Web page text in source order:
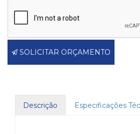
SOLICITAR ORÇAMENTO
Descrição Especificações